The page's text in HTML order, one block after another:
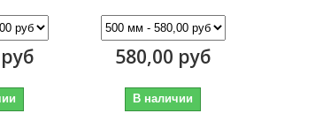
580,00 руб
В наличии